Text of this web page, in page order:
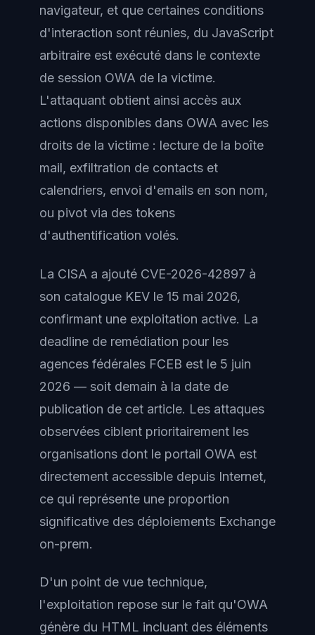
navigateur, et que certaines conditions
d'interaction sont réunies, du JavaScript
arbitraire est exécuté dans le contexte
de session OWA de la victime.
L'attaquant obtient ainsi accès aux
actions disponibles dans OWA avec les
droits de la victime : lecture de la boîte
mail, exfiltration de contacts et
calendriers, envoi d'emails en son nom,
ou pivot via des tokens
d'authentification volés.
La CISA a ajouté CVE-2026-42897 à
son catalogue KEV le 15 mai 2026,
confirmant une exploitation active. La
deadline de remédiation pour les
agences fédérales FCEB est le 5 juin
2026 — soit demain à la date de
publication de cet article. Les attaques
observées ciblent prioritairement les
organisations dont le portail OWA est
directement accessible depuis Internet,
ce qui représente une proportion
significative des déploiements Exchange
on-prem.
D'un point de vue technique,
l'exploitation repose sur le fait qu'OWA
génère du HTML incluant des éléments